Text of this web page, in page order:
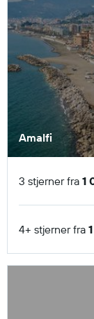
Amalfi
3 stjerner fra 1
4+ stjerner fra